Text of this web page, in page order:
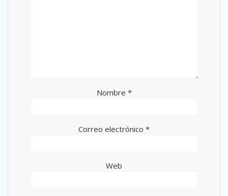
Nombre *
Correo electrónico *
Web